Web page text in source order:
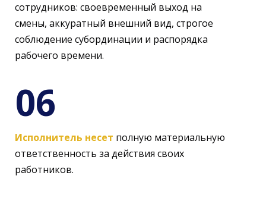
Исполнитель несет полную материальную
ответственность за действия своих
работников.
сотрудников: своевременный выход на
смены, аккуратный внешний вид, строгое
соблюдение субординации и распорядка
рабочего времени.
06